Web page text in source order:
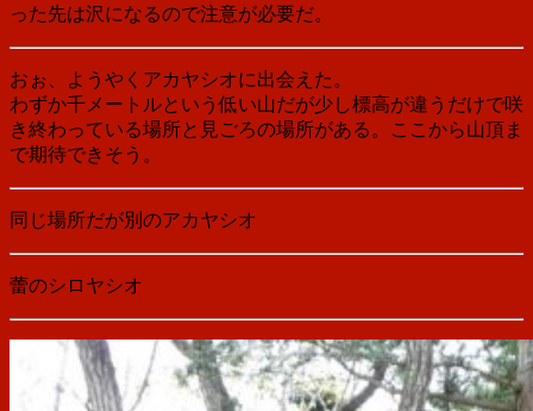
った先は沢になるので注意が必要だ。
おぉ、ようやくアカヤシオに出会えた。
わずか千メートルという低い山だが少し標高が違うだけで咲
き終わっている場所と見ごろの場所がある。ここから山頂ま
で期待できそう。
同じ場所だが別のアカヤシオ
蕾のシロヤシオ